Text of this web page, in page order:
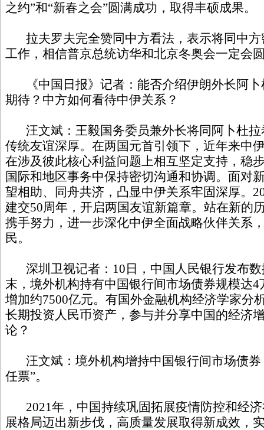
之约”和“新春之会”圆满成功，取得丰硕成果。
拉夫罗夫完全赞同中方看法，表示将同中方
工作，相信普京总统访华和北京冬奥会一定会
《中国日报》记者：能否介绍伊朗外长阿卜
期待？中方如何看待中伊关系？
汪文斌：王毅国务委员兼外长将同阿卜杜拉
传统友谊深厚。在两国元首引领下，近年来中
在涉及彼此核心利益问题上相互坚定支持，稳
国际和地区事务中保持密切沟通和协调。面对
望相助、同舟共济，凸显中伊关系牢固深厚。
建交50周年，开启两国友谊新篇章。站在新的
携手努力，进一步深化中伊全面战略伙伴关系
民。
深圳卫视记者：10日，中国人民银行发布数
末，境外机构持有中国银行间市场债券规模达4
增加约7500亿元。有国外金融机构经济学家分
长期投资人民币资产，参与并分享中国的经济
论？
汪文斌：境外机构增持中国银行间市场债券
任票”。
2021年，中国持续巩固拓展疫情防控和经济
展格局迈出新步伐，高质量发展取得新成效，